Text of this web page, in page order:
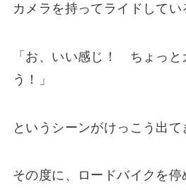
カメラを持ってライドしてい
「お、いい感じ！ ちょっと
う！」
というシーンがけっこう出て
その度に、ロードバイクを停